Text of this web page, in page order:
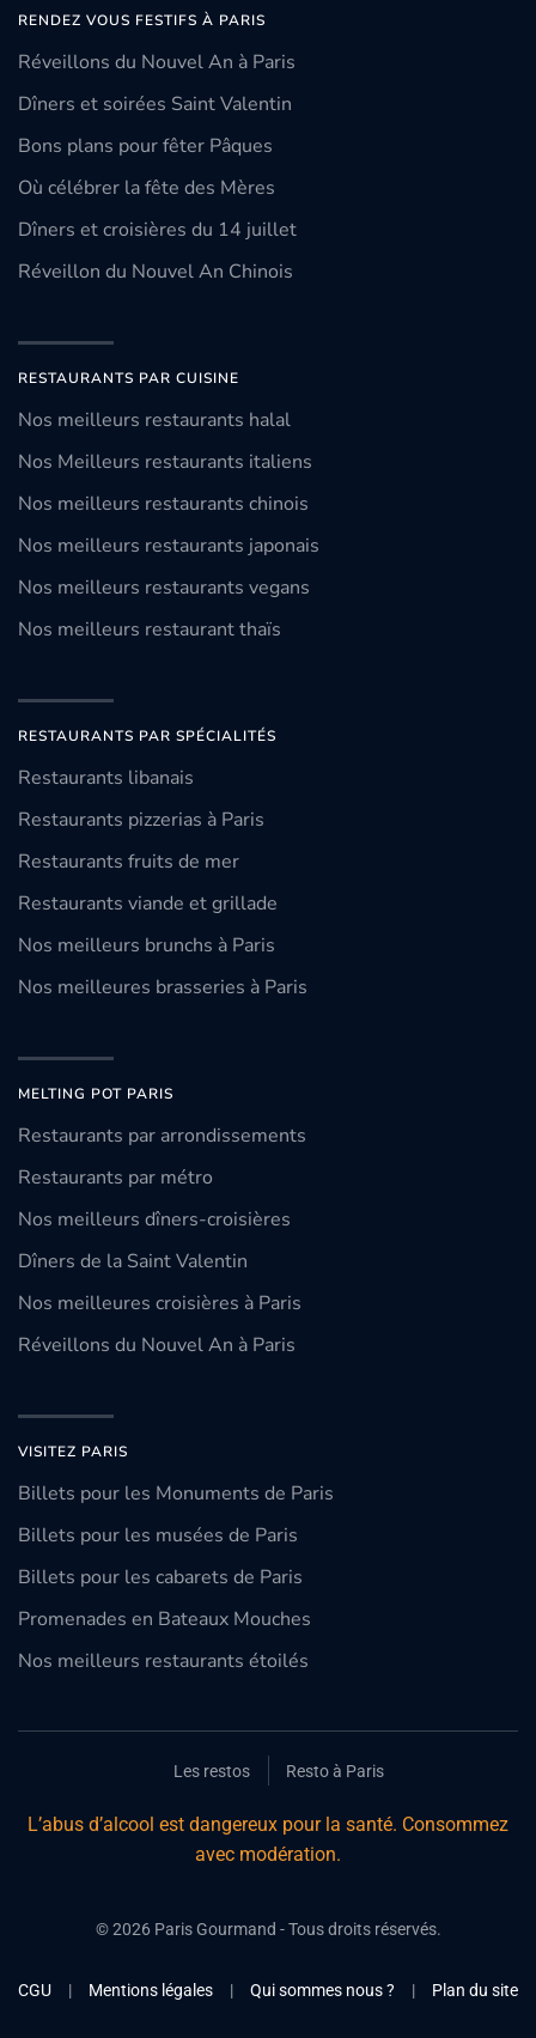
RENDEZ VOUS FESTIFS À PARIS
Réveillons du Nouvel An à Paris
Dîners et soirées Saint Valentin
Bons plans pour fêter Pâques
Où célébrer la fête des Mères
Dîners et croisières du 14 juillet
Réveillon du Nouvel An Chinois
RESTAURANTS PAR CUISINE
Nos meilleurs restaurants halal
Nos Meilleurs restaurants italiens
Nos meilleurs restaurants chinois
Nos meilleurs restaurants japonais
Nos meilleurs restaurants vegans
Nos meilleurs restaurant thaïs
RESTAURANTS PAR SPÉCIALITÉS
Restaurants libanais
Restaurants pizzerias à Paris
Restaurants fruits de mer
Restaurants viande et grillade
Nos meilleurs brunchs à Paris
Nos meilleures brasseries à Paris
MELTING POT PARIS
Restaurants par arrondissements
Restaurants par métro
Nos meilleurs dîners-croisières
Dîners de la Saint Valentin
Nos meilleures croisières à Paris
Réveillons du Nouvel An à Paris
VISITEZ PARIS
Billets pour les Monuments de Paris
Billets pour les musées de Paris
Billets pour les cabarets de Paris
Promenades en Bateaux Mouches
Nos meilleurs restaurants étoilés
Les restos Resto à Paris
L’abus d’alcool est dangereux pour la santé. Consommez
avec modération.
©2026Paris Gourmand - Tous droits réservés.
CGU | Mentions légales | Qui sommes nous ? | Plan du site